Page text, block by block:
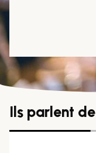
Ils parlent de